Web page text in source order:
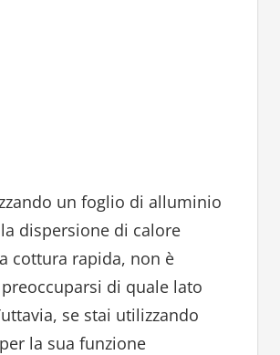
un foglio di alluminio
dispersione di calore
cottura rapida, non è
di quale lato
se stai utilizzando
la sua funzione